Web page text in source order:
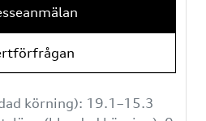
körning): 19.1–15.3